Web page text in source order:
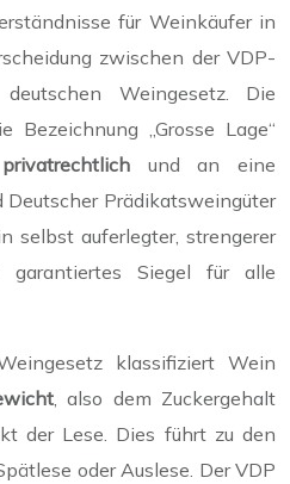
für Weinkäufer in
zwischen der VDP-
Weingesetz. Die
„Grosse Lage“
privatrechtlichund an eine
Prädikatsweingüter
selbst auferlegter, strengerer
garantiertes Siegel für alle
klassifiziert Wein
, also dem Zuckergehalt
der Lese. Dies führt zu den
oder Auslese. Der VDP